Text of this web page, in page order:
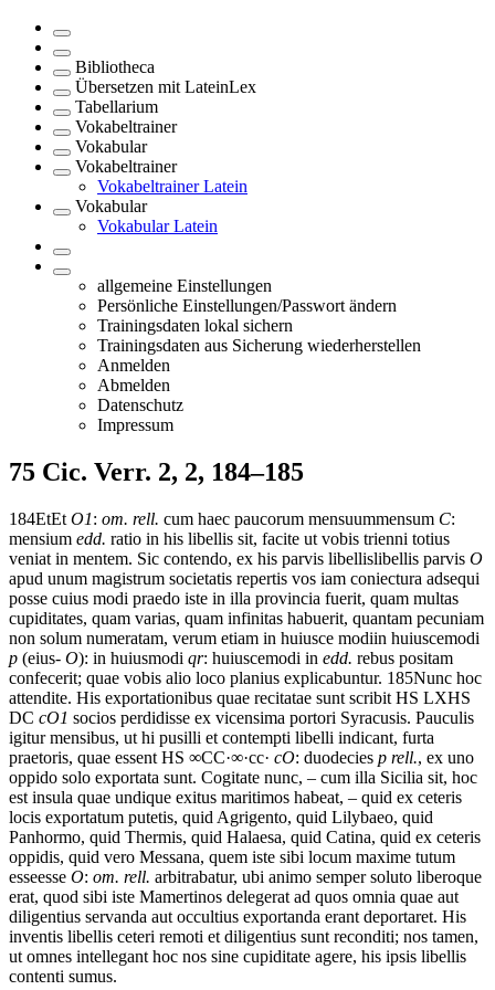
Bibliotheca
Übersetzen mit LateinLex
Tabellarium
Vokabeltrainer
Vokabular
Vokabeltrainer
Vokabeltrainer Latein
Vokabular
Vokabular Latein
allgemeine Einstellungen
Persönliche Einstellungen/Passwort ändern
Trainingsdaten lokal sichern
Trainingsdaten aus Sicherung wiederherstellen
Anmelden
Abmelden
Datenschutz
Impressum
75 Cic. Verr. 2, 2, 184–185
184EtEt O1: om. rell. cum haec paucorum mensuummensum C:
mensium edd. ratio in his libellis sit, facite ut vobis trienni totius
veniat in mentem. Sic contendo, ex his parvis libellislibellis parvis O
apud unum magistrum societatis repertis vos iam coniectura adsequi
posse cuius modi praedo iste in illa provincia fuerit, quam multas
cupiditates, quam varias, quam infinitas habuerit, quantam pecuniam
non solum numeratam, verum etiam in huiusce modiin huiuscemodi
p (eius- O): in huiusmodi qr: huiuscemodi in edd. rebus positam
confecerit; quae vobis alio loco planius explicabuntur. 185Nunc hoc
attendite. His exportationibus quae recitatae sunt scribit HS LXHS
DC cO1 socios perdidisse ex vicensima portori Syracusis. Pauculis
igitur mensibus, ut hi pusilli et contempti libelli indicant, furta
praetoris, quae essent HS ∞CC·∞·cc· cO: duodecies p rell., ex uno
oppido solo exportata sunt. Cogitate nunc, – cum illa Sicilia sit, hoc
est insula quae undique exitus maritimos habeat, – quid ex ceteris
locis exportatum putetis, quid Agrigento, quid Lilybaeo, quid
Panhormo, quid Thermis, quid Halaesa, quid Catina, quid ex ceteris
oppidis, quid vero Messana, quem iste sibi locum maxime tutum
esseesse O: om. rell. arbitrabatur, ubi animo semper soluto liberoque
erat, quod sibi iste Mamertinos delegerat ad quos omnia quae aut
diligentius servanda aut occultius exportanda erant deportaret. His
inventis libellis ceteri remoti et diligentius sunt reconditi; nos tamen,
ut omnes intellegant hoc nos sine cupiditate agere, his ipsis libellis
contenti sumus.